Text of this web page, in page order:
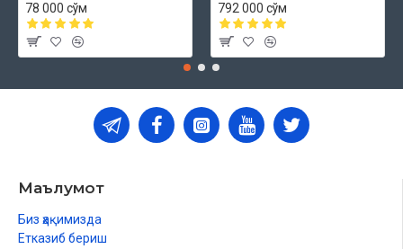
78 000 сўм
792 000 сўм
Маълумот
Биз ҳақимизда
Етказиб бериш